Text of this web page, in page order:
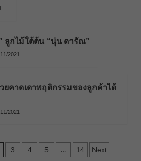
ลูกไม้ใต้ต้น “นุ่น ดารัณ”
2021
คาดเดาพฤติกรรมของลูกค้าได้
2021
3 4 5 … 14 Next